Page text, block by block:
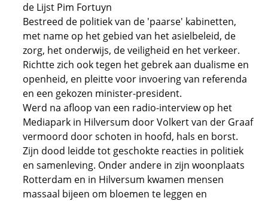
de Lijst Pim Fortuyn
Bestreed de politiek van de 'paarse' kabinetten,
met name op het gebied van het asielbeleid, de
zorg, het onderwijs, de veiligheid en het verkeer.
Richtte zich ook tegen het gebrek aan dualisme en
openheid, en pleitte voor invoering van referenda
en een gekozen minister-president.
Werd na afloop van een radio-interview op het
Mediapark in Hilversum door Volkert van der Graaf
vermoord door schoten in hoofd, hals en borst.
Zijn dood leidde tot geschokte reacties in politiek
en samenleving. Onder andere in zijn woonplaats
Rotterdam en in Hilversum kwamen mensen
massaal bijeen om bloemen te leggen en